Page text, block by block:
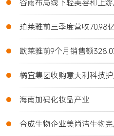
• 珀莱雅前三季度营收70.98
• 欧莱雅前9个月销售额
• 橘宜集团收购意大利科技
• 海南加码化妆品产业
• 合成生物企业美尚洁生物